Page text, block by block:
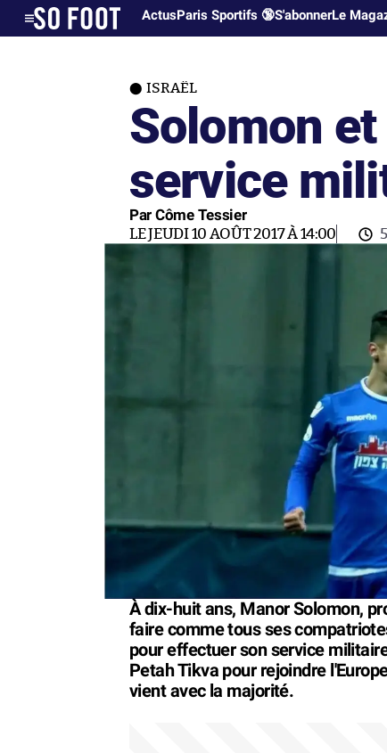
ActusParis Sportifs 🔞S'abonnerLe
ISRAËL
Solomon et
service
Par Côme Tessier
LE JEUDI 10 AOÛT 2017 À 14:00
À dix-huit ans, Manor Solomon,
faire comme tous ses
pour effectuer son service
Petah Tikva pour rejoindre
vient avec la majorité.